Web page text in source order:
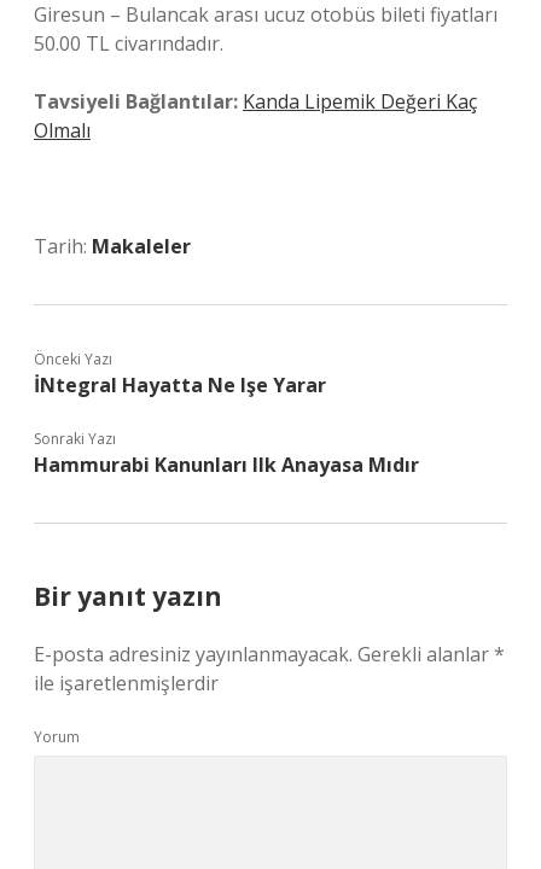
Giresun – Bulancak arası ucuz otobüs bileti fiyatları
50.00 TL civarındadır.
Tavsiyeli Bağlantılar: Kanda Lipemik Değeri Kaç
Olmalı
Tarih: Makaleler
Önceki Yazı
İNtegral Hayatta Ne Işe Yarar
Sonraki Yazı
Hammurabi Kanunları Ilk Anayasa Mıdır
Bir yanıt yazın
E-posta adresiniz yayınlanmayacak. Gerekli alanlar*
ile işaretlenmişlerdir
Yorum